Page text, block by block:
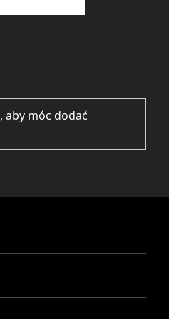
, aby móc dodać